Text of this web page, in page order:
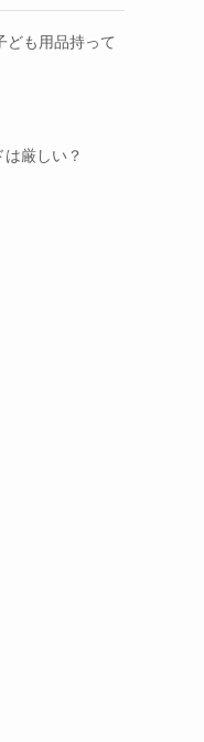
ども用品持って
厳しい？